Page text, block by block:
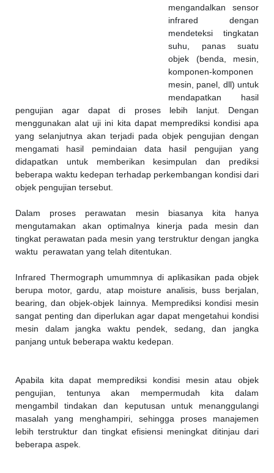
mengandalkan sensor
infrared dengan
mendeteksi tingkatan
suhu, panas suatu
objek (benda, mesin,
komponen-komponen
mesin, panel, dll) untuk
mendapatkan hasil
pengujian agar dapat di proses lebih lanjut. Dengan
menggunakan alat uji ini kita dapat memprediksi kondisi apa
yang selanjutnya akan terjadi pada objek pengujian dengan
mengamati hasil pemindaian data hasil pengujian yang
didapatkan untuk memberikan kesimpulan dan prediksi
beberapa waktu kedepan terhadap perkembangan kondisi dari
objek pengujian tersebut.
Dalam proses perawatan mesin biasanya kita hanya
mengutamakan akan optimalnya kinerja pada mesin dan
tingkat perawatan pada mesin yang terstruktur dengan jangka
waktu perawatan yang telah ditentukan.
Infrared Thermograph umummnya di aplikasikan pada objek
berupa motor, gardu, atap moisture analisis, buss berjalan,
bearing, dan objek-objek lainnya. Memprediksi kondisi mesin
sangat penting dan diperlukan agar dapat mengetahui kondisi
mesin dalam jangka waktu pendek, sedang, dan jangka
panjang untuk beberapa waktu kedepan.
Apabila kita dapat memprediksi kondisi mesin atau objek
pengujian, tentunya akan mempermudah kita dalam
mengambil tindakan dan keputusan untuk menanggulangi
masalah yang menghampiri, sehingga proses manajemen
lebih terstruktur dan tingkat efisiensi meningkat ditinjau dari
beberapa aspek.